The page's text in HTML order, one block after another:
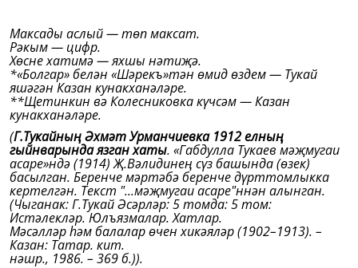
Максады аслый — төп максат.
Рәкым — цифр.
Хөсне хатимә — яхшы нәтиҗә.
*«Болгар» белән «Шәрекъ»тән өмид өздем — Тукай
яшәгән Казан кунакханәләре.
**Щетинкин вә Колесниковка күчсәм — Казан
кунакханәләре.
(Г.Тукайның Әхмәт Урманчиевка 1912 елның
гыйнварында язган хаты. «Габдулла Тукаев мәҗмугаи
асаре»ндә (1914) Җ.Вәлидинең сүз башында (өзек)
басылган. Беренче мәртәбә беренче дүрттомлыкка
кертелгән. Текст "...мәҗмугаи асаре"ннән алынган.
(Чыганак: Г.Тукай Әсәрләр: 5 томда: 5 том:
Истәлекләр. Юлъязмалар. Хатлар.
Мәсәлләр һәм балалар өчен хикәяләр (1902–1913). –
Казан: Татар. кит.
нәшр., 1986. – 369 б.)).